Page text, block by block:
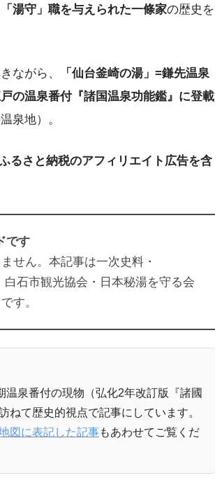
湯守」職を与えられた一條家の歴史を
ながら、
「仙台釜崎の湯」=鎌先温泉
の温泉番付『諸国温泉功能鑑』に登載
泉地）。
るさと納税のアフィリエイト広告を含
です
せん。本記事は一次史料・
石市観光協会・日本秘湯を守る会
す。
泉番付の現物（弘化2年改訂版『諸國
て歴史的視点で記事にしています。
図に表記した記事もあわせてご覧くだ